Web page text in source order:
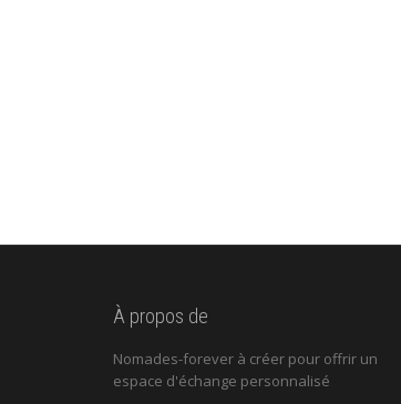
À propos de
Nomades-forever à créer pour offrir un
espace d'échange personnalisé